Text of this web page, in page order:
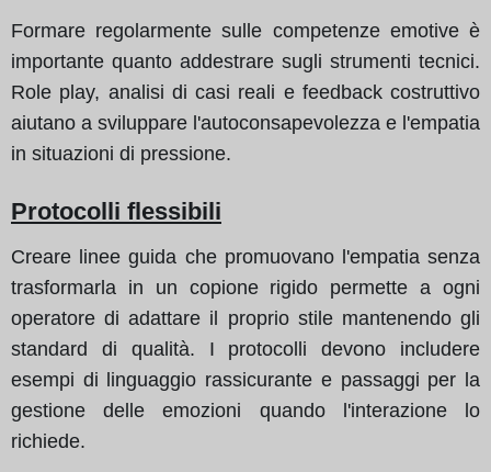
Formare regolarmente sulle competenze emotive è
importante quanto addestrare sugli strumenti tecnici.
Role play, analisi di casi reali e feedback costruttivo
aiutano a sviluppare l'autoconsapevolezza e l'empatia
in situazioni di pressione.
Protocolli flessibili
Creare linee guida che promuovano l'empatia senza
trasformarla in un copione rigido permette a ogni
operatore di adattare il proprio stile mantenendo gli
standard di qualità. I protocolli devono includere
esempi di linguaggio rassicurante e passaggi per la
gestione delle emozioni quando l'interazione lo
richiede.